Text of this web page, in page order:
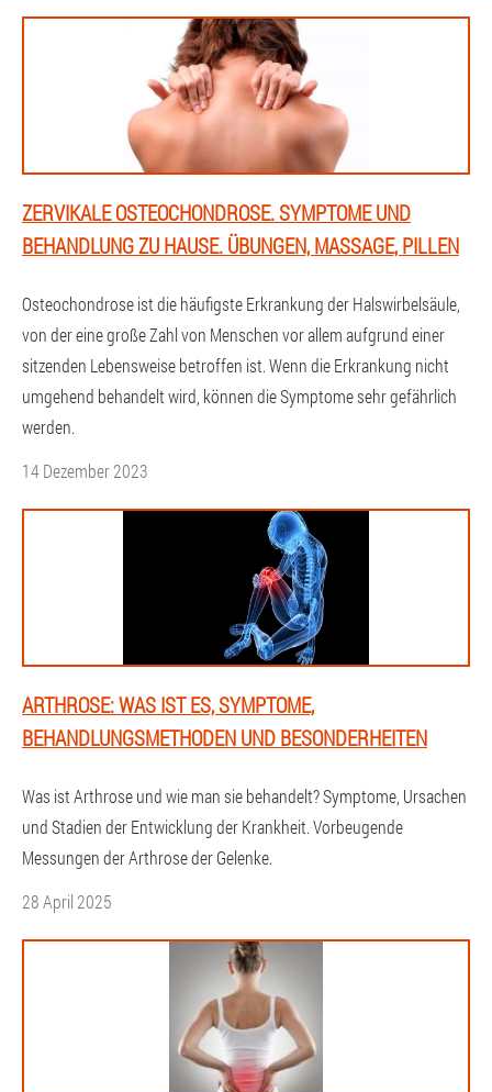
ZERVIKALE OSTEOCHONDROSE. SYMPTOME UND
BEHANDLUNG ZU HAUSE. ÜBUNGEN, MASSAGE, PILLEN
Osteochondrose ist die häufigste Erkrankung der Halswirbelsäule,
von der eine große Zahl von Menschen vor allem aufgrund einer
sitzenden Lebensweise betroffen ist. Wenn die Erkrankung nicht
umgehend behandelt wird, können die Symptome sehr gefährlich
werden.
14 Dezember 2023
ARTHROSE: WAS IST ES, SYMPTOME,
BEHANDLUNGSMETHODEN UND BESONDERHEITEN
Was ist Arthrose und wie man sie behandelt? Symptome, Ursachen
und Stadien der Entwicklung der Krankheit. Vorbeugende
Messungen der Arthrose der Gelenke.
28 April 2025